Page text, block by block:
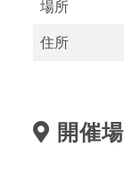
場所
住所
開催